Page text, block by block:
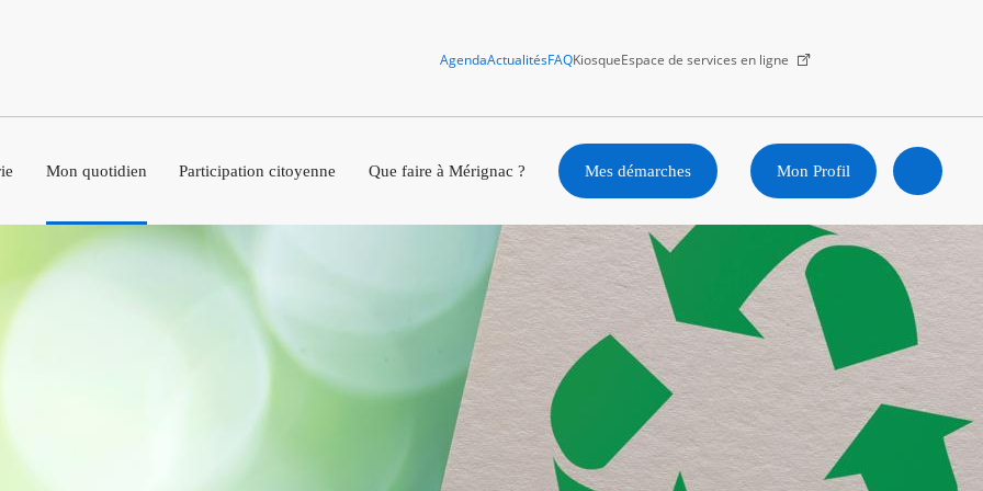
AgendaActualitésFAQKiosqueEspace de services en ligne
Mon quotidien Participation citoyenne Que faire à Mérignac ? Mes démarches Mon Profil
Ouvrir
la